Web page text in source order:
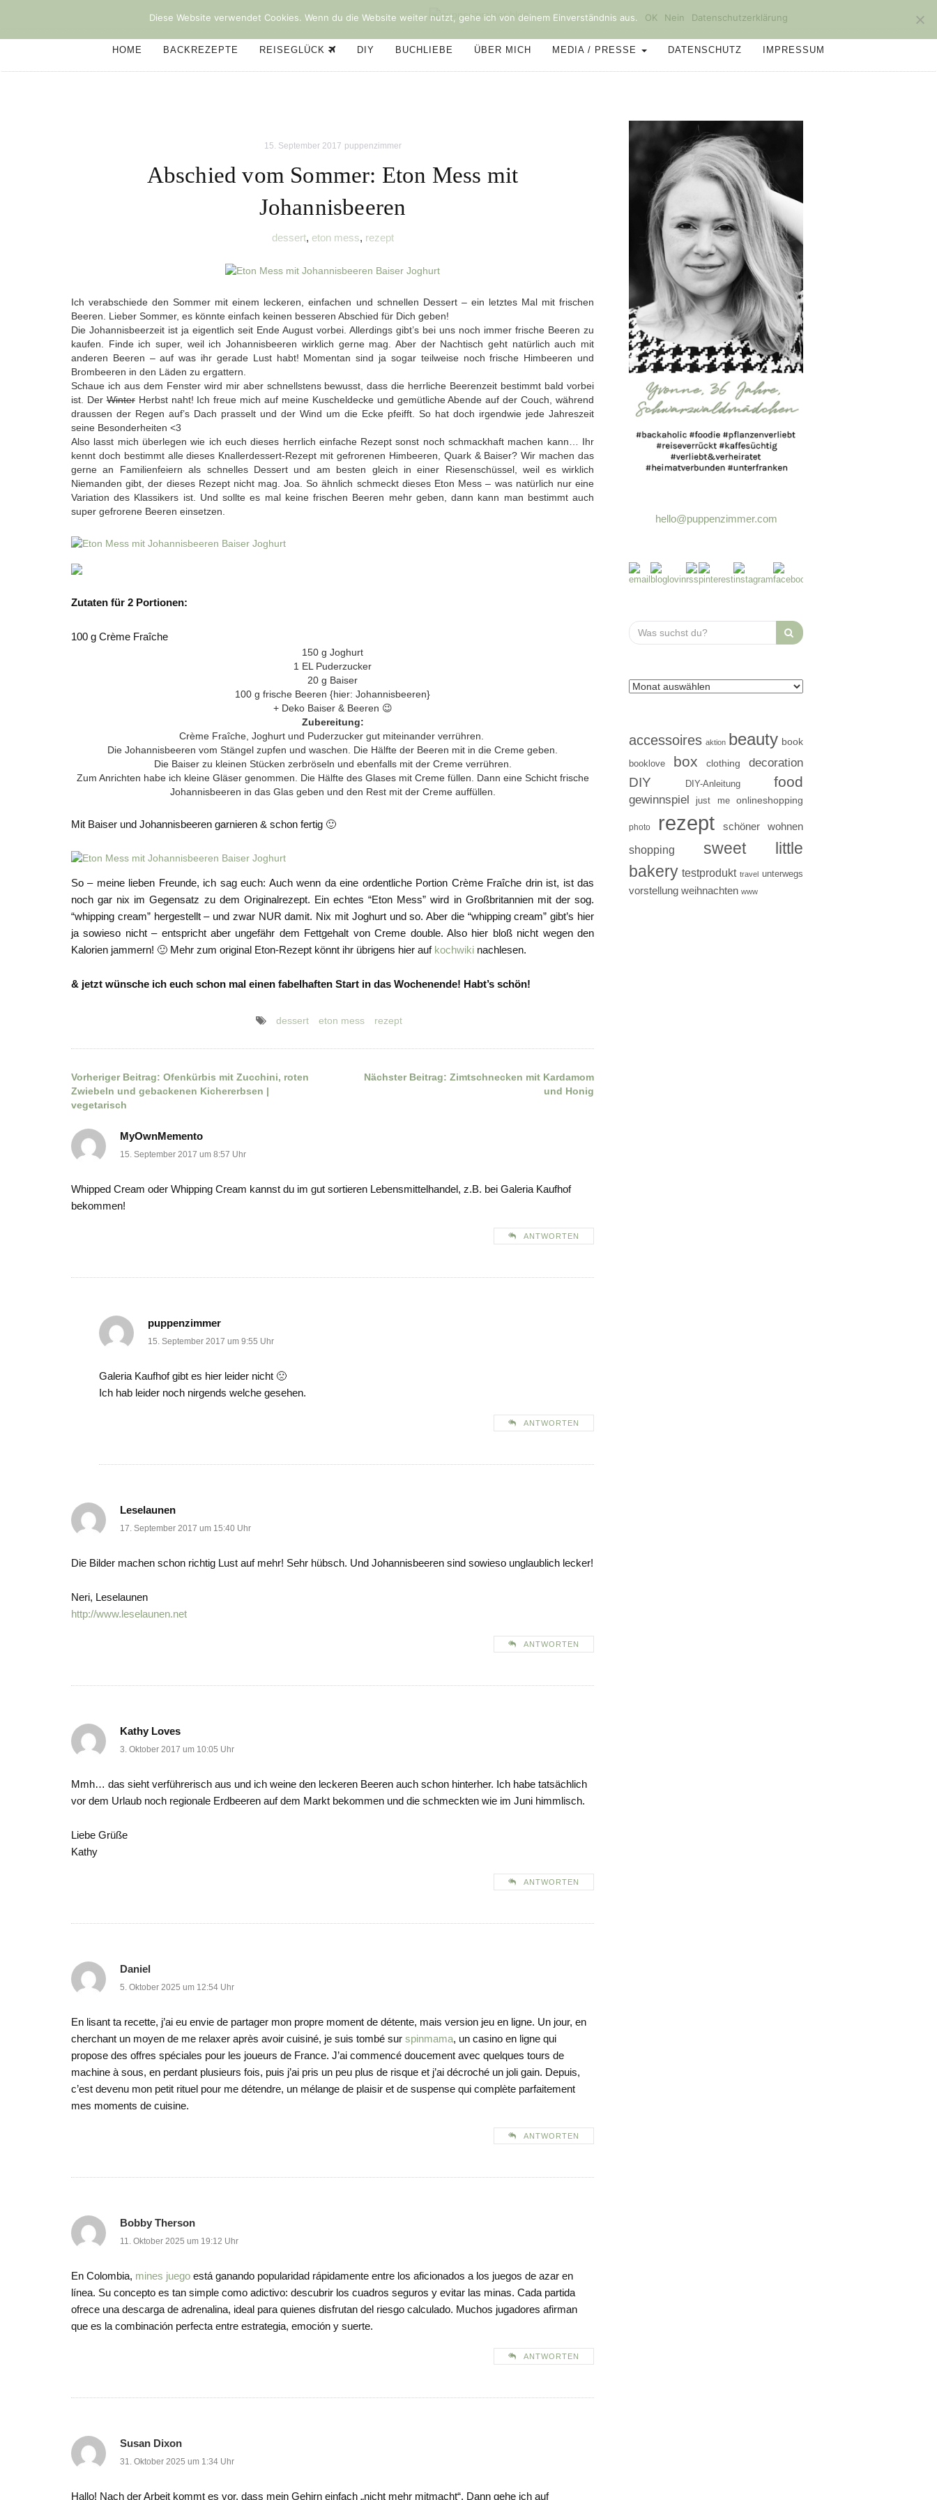
HOME BACKREZEPTE REISEGLÜCK DIY BUCHLIEBE ÜBER MICH MEDIA / PRESSE DATENSCHUTZ IMPRESSUM
15. September 2017 puppenzimmer
Abschied vom Sommer: Eton Mess mit
Johannisbeeren
dessert, eton mess, rezept
Ich verabschiede den Sommer mit einem leckeren, einfachen und schnellen Dessert – ein letztes Mal mit frischen
Beeren. Lieber Sommer, es könnte einfach keinen besseren Abschied für Dich geben!
Die Johannisbeerzeit ist ja eigentlich seit Ende August vorbei. Allerdings gibt’s bei uns noch immer frische Beeren zu
kaufen. Finde ich super, weil ich Johannisbeeren wirklich gerne mag. Aber der Nachtisch geht natürlich auch mit
anderen Beeren – auf was ihr gerade Lust habt! Momentan sind ja sogar teilweise noch frische Himbeeren und
Brombeeren in den Läden zu ergattern.
Schaue ich aus dem Fenster wird mir aber schnellstens bewusst, dass die herrliche Beerenzeit bestimmt bald vorbei
ist. DerWinterHerbst naht! Ich freue mich auf meine Kuscheldecke und gemütliche Abende auf der Couch, während
draussen der Regen auf’s Dach prasselt und der Wind um die Ecke pfeifft. So hat doch irgendwie jede Jahreszeit
seine Besonderheiten <3
Also lasst mich überlegen wie ich euch dieses herrlich einfache Rezept sonst noch schmackhaft machen kann… Ihr
kennt doch bestimmt alle dieses Knallerdessert-Rezept mit gefrorenen Himbeeren, Quark & Baiser? Wir machen das
gerne an Familienfeiern als schnelles Dessert und am besten gleich in einer Riesenschüssel, weil es wirklich
Niemanden gibt, der dieses Rezept nicht mag. Joa. So ähnlich schmeckt dieses Eton Mess – was natürlich nur eine
Variation des Klassikers ist. Und sollte es mal keine frischen Beeren mehr geben, dann kann man bestimmt auch
super gefrorene Beeren einsetzen.
Zutaten für 2 Portionen:
100 g Crème Fraîche
150 g Joghurt
1 EL Puderzucker
20 g Baiser
100 g frische Beeren {hier: Johannisbeeren}
+ Deko Baiser & Beeren 😉
Zubereitung:
Crème Fraîche, Joghurt und Puderzucker gut miteinander verrühren.
Die Johannisbeeren vom Stängel zupfen und waschen. Die Hälfte der Beeren mit in die Creme geben.
Die Baiser zu kleinen Stücken zerbröseln und ebenfalls mit der Creme verrühren.
Zum Anrichten habe ich kleine Gläser genommen. Die Hälfte des Glases mit Creme füllen. Dann eine Schicht frische
Johannisbeeren in das Glas geben und den Rest mit der Creme auffüllen.
Mit Baiser und Johannisbeeren garnieren & schon fertig 🙂
So – meine lieben Freunde, ich sag euch: Auch wenn da eine ordentliche Portion Crème Fraîche drin ist, ist das
noch gar nix im Gegensatz zu dem Originalrezept. Ein echtes “Eton Mess” wird in Großbritannien mit der sog.
“whipping cream” hergestellt – und zwar NUR damit. Nix mit Joghurt und so. Aber die “whipping cream” gibt’s hier
ja sowieso nicht – entspricht aber ungefähr dem Fettgehalt von Creme double. Also hier bloß nicht wegen den
Kalorien jammern! 🙂 Mehr zum original Eton-Rezept könnt ihr übrigens hier auf kochwiki nachlesen.
& jetzt wünsche ich euch schon mal einen fabelhaften Start in das Wochenende! Habt’s schön!
dessert eton mess rezept
Beitragsnavigation
Vorheriger Beitrag: Ofenkürbis mit Zucchini, roten
Zwiebeln und gebackenen Kichererbsen |
vegetarisch
Nächster Beitrag: Zimtschnecken mit Kardamom
und Honig
MyOwnMemento
15. September 2017 um 8:57 Uhr
Whipped Cream oder Whipping Cream kannst du im gut sortieren Lebensmittelhandel, z.B. bei Galeria Kaufhof
bekommen!
ANTWORTEN
puppenzimmer
15. September 2017 um 9:55 Uhr
Galeria Kaufhof gibt es hier leider nicht 🙁
Ich hab leider noch nirgends welche gesehen.
ANTWORTEN
Leselaunen
17. September 2017 um 15:40 Uhr
Die Bilder machen schon richtig Lust auf mehr! Sehr hübsch. Und Johannisbeeren sind sowieso unglaublich lecker!
Neri, Leselaunen
http://www.leselaunen.net
ANTWORTEN
Kathy Loves
3. Oktober 2017 um 10:05 Uhr
Mmh… das sieht verführerisch aus und ich weine den leckeren Beeren auch schon hinterher. Ich habe tatsächlich
vor dem Urlaub noch regionale Erdbeeren auf dem Markt bekommen und die schmeckten wie im Juni himmlisch.
Liebe Grüße
Kathy
ANTWORTEN
Daniel
5. Oktober 2025 um 12:54 Uhr
En lisant ta recette, j’ai eu envie de partager mon propre moment de détente, mais version jeu en ligne. Un jour, en
cherchant un moyen de me relaxer après avoir cuisiné, je suis tombé sur spinmama, un casino en ligne qui
propose des offres spéciales pour les joueurs de France. J’ai commencé doucement avec quelques tours de
machine à sous, en perdant plusieurs fois, puis j’ai pris un peu plus de risque et j’ai décroché un joli gain. Depuis,
c’est devenu mon petit rituel pour me détendre, un mélange de plaisir et de suspense qui complète parfaitement
mes moments de cuisine.
ANTWORTEN
Bobby Therson
11. Oktober 2025 um 19:12 Uhr
En Colombia, mines juego está ganando popularidad rápidamente entre los aficionados a los juegos de azar en
línea. Su concepto es tan simple como adictivo: descubrir los cuadros seguros y evitar las minas. Cada partida
ofrece una descarga de adrenalina, ideal para quienes disfrutan del riesgo calculado. Muchos jugadores afirman
que es la combinación perfecta entre estrategia, emoción y suerte.
ANTWORTEN
Susan Dixon
31. Oktober 2025 um 1:34 Uhr
Hallo! Nach der Arbeit kommt es vor, dass mein Gehirn einfach „nicht mehr mitmacht“. Dann gehe ich auf
hello@puppenzimmer.com
Search
for:
accessoires aktion beauty book
booklove box clothing decoration
DIY DIY-Anleitung food
gewinnspiel just me onlineshopping
photo rezept schöner wohnen
shopping
sweet little
bakery testprodukt travel unterwegs
vorstellung weihnachten www
Diese Website verwendet Cookies. Wenn du die Website weiter nutzt, gehe ich von deinem Einverständnis aus. OK Nein Datenschutzerklärung